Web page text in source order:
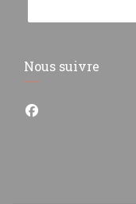
Nous suivre
Facebook